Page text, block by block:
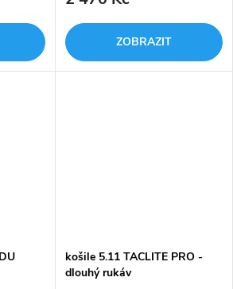
ZOBRAZIT
košile 5.11 TACLITE PRO -
dlouhý rukáv